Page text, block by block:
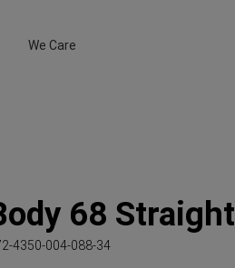
We Care
68 Straight
4350-004-088-34